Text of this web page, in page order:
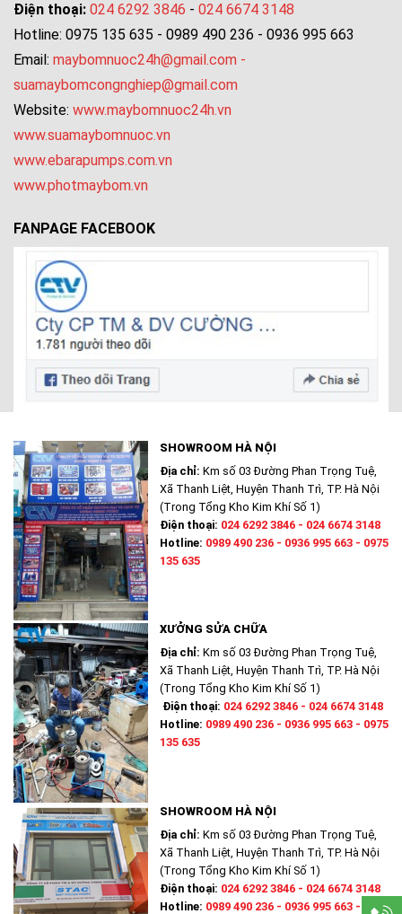
Điện thoại: 024 6292 3846 - 024 6674 3148
Hotline: 0975 135 635 - 0989 490 236 - 0936 995 663
Email: maybomnuoc24h@gmail.com -
suamaybomcongnghiep@gmail.com
Website: www.maybomnuoc24h.vn
www.suamaybomnuoc.vn
www.ebarapumps.com.vn
www.photmaybom.vn
FANPAGE FACEBOOK
SHOWROOM HÀ NỘI
Địa chỉ: Km số 03 Đường Phan Trọng Tuệ,
Xã Thanh Liệt, Huyện Thanh Trì, TP. Hà Nội
(Trong Tổng Kho Kim Khí Số 1)
Điện thoại: 024 6292 3846 - 024 6674 3148
Hotline: 0989 490 236 - 0936 995 663 - 0975
135 635
XƯỞNG SỬA CHỮA
Địa chỉ: Km số 03 Đường Phan Trọng Tuệ,
Xã Thanh Liệt, Huyện Thanh Trì, TP. Hà Nội
(Trong Tổng Kho Kim Khí Số 1)
Điện thoại: 024 6292 3846 - 024 6674 3148
Hotline: 0989 490 236 - 0936 995 663 - 0975
135 635
SHOWROOM HÀ NỘI
Địa chỉ: Km số 03 Đường Phan Trọng Tuệ,
Xã Thanh Liệt, Huyện Thanh Trì, TP. Hà Nội
(Trong Tổng Kho Kim Khí Số 1)
Điện thoại: 024 6292 3846 - 024 6674 3148
Hotline: 0989 490 236 - 0936 995 663 - 0975